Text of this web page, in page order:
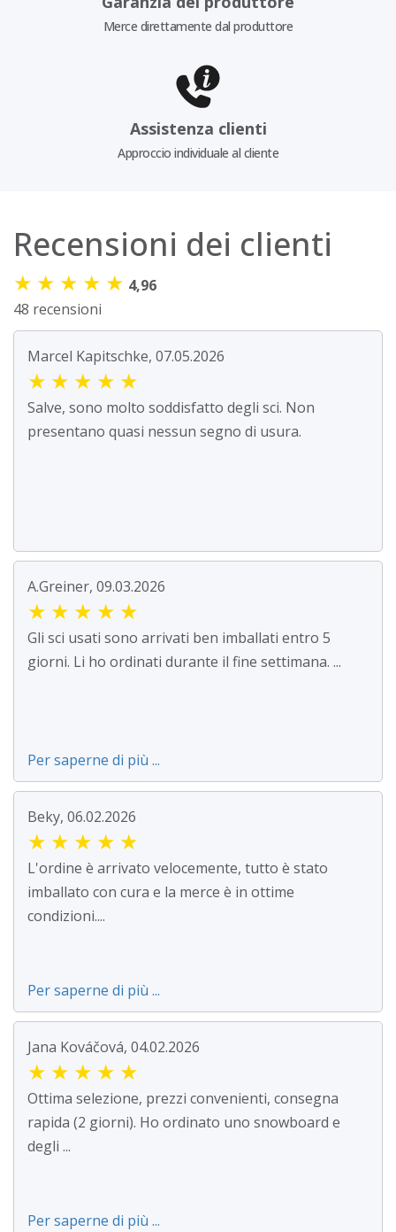
Merce direttamente dal produttore
Assistenza clienti
Approccio individuale al cliente
Recensioni dei clienti
★ ★ ★ ★ ★ 4,96
48 recensioni
Marcel Kapitschke, 07.05.2026
★ ★ ★ ★ ★
Salve, sono molto soddisfatto degli sci. Non
presentano quasi nessun segno di usura.
A.Greiner, 09.03.2026
★ ★ ★ ★ ★
Gli sci usati sono arrivati ben imballati entro 5
giorni. Li ho ordinati durante il fine settimana. ...
Per saperne di più ...
Beky, 06.02.2026
★ ★ ★ ★ ★
L'ordine è arrivato velocemente, tutto è stato
imballato con cura e la merce è in ottime
condizioni....
Per saperne di più ...
Jana Kováčová, 04.02.2026
★ ★ ★ ★ ★
Ottima selezione, prezzi convenienti, consegna
rapida (2 giorni). Ho ordinato uno snowboard e
degli ...
Per saperne di più ...